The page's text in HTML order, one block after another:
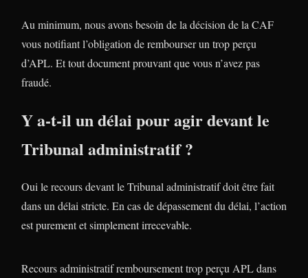
Au minimum, nous avons besoin de la décision de la CAF
vous notifiant l’obligation de rembourser un trop perçu
d’APL. Et tout document prouvant que vous n’avez pas
fraudé.
Y a-t-il un délai pour agir devant le
Tribunal administratif ?
Oui le recours devant le Tribunal administratif doit être fait
dans un délai stricte. En cas de dépassement du délai, l’action
est purement et simplement irrecevable.
Recours administratif remboursement trop perçu APL dans